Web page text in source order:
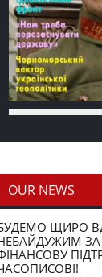
OUR NEWS
ЩИРО
ЗА